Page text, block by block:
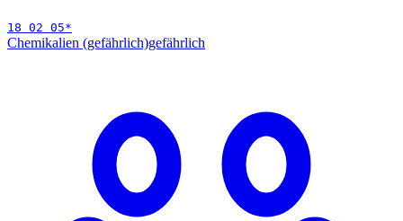
18 02 05*
Chemikalien (gefährlich)gefährlich